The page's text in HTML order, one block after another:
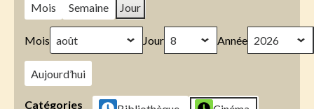
Mois Semaine Jour
Mois Jour Année
Aujourd’hui
Catégories